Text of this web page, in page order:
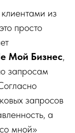
из
просто
Мой Бизнес,
запросам
запросов
а
мной»